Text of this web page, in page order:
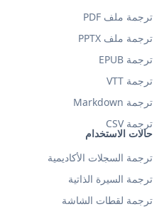
حالات الاستخدام
ترجمة السجلات الأكاديمية
ترجمة السيرة الذاتية
ترجمة لقطات الشاشة
ترجمة ملف PDF
ترجمة ملف PPTX
ترجمة EPUB
ترجمة VTT
ترجمة Markdown
ترجمة CSV